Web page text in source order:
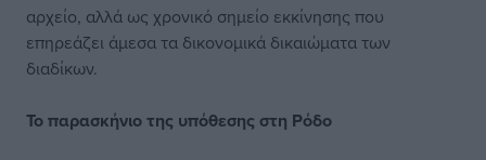
αρχείο, αλλά ως χρονικό σημείο εκκίνησης που
επηρεάζει άμεσα τα δικονομικά δικαιώματα των
διαδίκων.
Το παρασκήνιο της υπόθεσης στη Ρόδο